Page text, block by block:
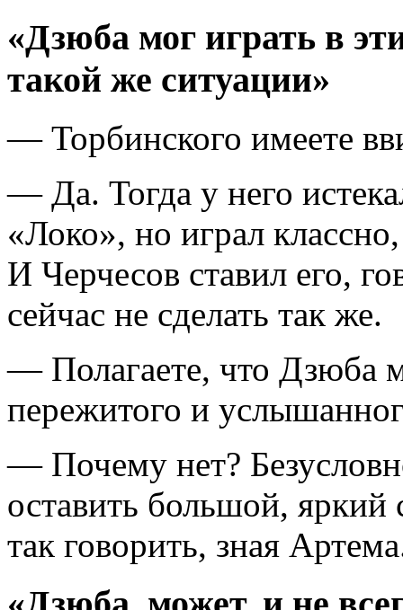
«Дзюба мог играть в
такой же ситуации»
— Торбинского имеете
— Да. Тогда у него
«Локо», но играл
И Черчесов ставил его,
сейчас не сделать так же.
— Полагаете, что Дзюба
пережитого и
— Почему нет?
оставить большой,
так говорить, зная